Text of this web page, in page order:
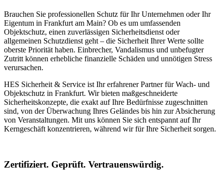
Brauchen Sie professionellen Schutz für Ihr Unternehmen oder Ihr
Eigentum in Frankfurt am Main? Ob es um umfassenden
Objektschutz, einen zuverlässigen Sicherheitsdienst oder
allgemeinen Schutzdienst geht – die Sicherheit Ihrer Werte sollte
oberste Priorität haben. Einbrecher, Vandalismus und unbefugter
Zutritt können erhebliche finanzielle Schäden und unnötigen Stress
verursachen.
HES Sicherheit & Service ist Ihr erfahrener Partner für Wach- und
Objektschutz in Frankfurt. Wir bieten maßgeschneiderte
Sicherheitskonzepte, die exakt auf Ihre Bedürfnisse zugeschnitten
sind, von der Überwachung Ihres Geländes bis hin zur Absicherung
von Veranstaltungen. Mit uns können Sie sich entspannt auf Ihr
Kerngeschäft konzentrieren, während wir für Ihre Sicherheit sorgen.
Zertifiziert. Geprüft. Vertrauenswürdig.